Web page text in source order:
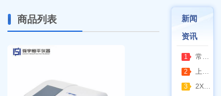
商品列表 新闻
资讯
1 常熟雪科实验室制冰机日常保养要点
2 上海梅颖浦：深耕混匀设备 赋能科研实验稳定开展
3 2XZ-2/4旋片真空泵完整清洗拆装流程（临海永昊真空泵实操指南）